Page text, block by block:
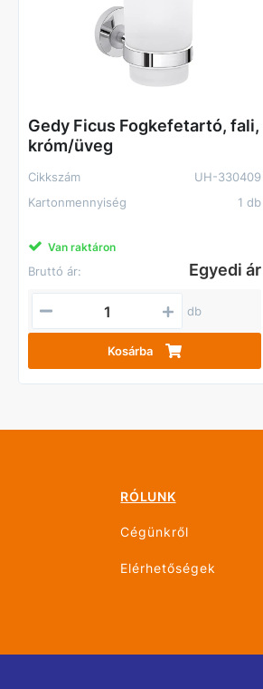
Gedy Ficus Fogkefetartó, fali,
króm/üveg
Cikkszám
UH-330409
Kartonmennyiség
1 db
Van raktáron
Bruttó ár: Egyedi ár
db
Kosárba
RÓLUNK
Cégünkről
Elérhetőségek